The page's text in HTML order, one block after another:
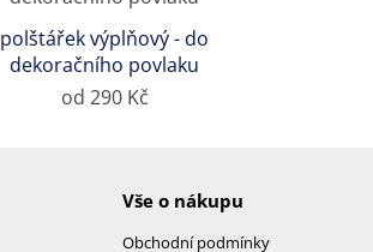
polštářek výplňový - do
dekoračního povlaku
od 290 Kč
Vše o nákupu
Obchodní podmínky